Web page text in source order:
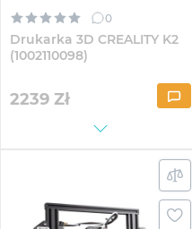
0
Drukarka 3D CREALITY K2
(1002110098)
2239 Zł